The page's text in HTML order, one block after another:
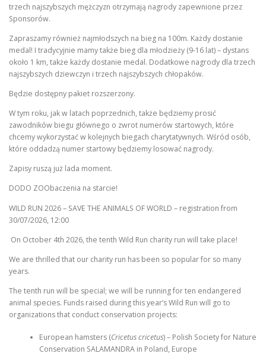
trzech najszybszych mężczyzn otrzymają nagrody zapewnione przez
Sponsorów.
Zapraszamy również najmłodszych na bieg na 100m. Każdy dostanie
medal! I tradycyjnie mamy także bieg dla młodzieży (9-16 lat) – dystans
około 1 km, także każdy dostanie medal. Dodatkowe nagrody dla trzech
najszybszych dziewczyn i trzech najszybszych chłopaków.
Będzie dostępny pakiet rozszerzony.
W tym roku, jak w latach poprzednich, także będziemy prosić
zawodników biegu głównego o zwrot numerów startowych, które
chcemy wykorzystać w kolejnych biegach charytatywnych. Wśród osób,
które oddadzą numer startowy będziemy losować nagrody.
Zapisy ruszą już lada moment.
DODO ZOObaczenia na starcie!
WILD RUN 2026 – SAVE THE ANIMALS OF WORLD – registration from
30/07/2026, 12:00
On October 4th 2026, the tenth Wild Run charity run will take place!
We are thrilled that our charity run has been so popular for so many
years.
The tenth run will be special; we will be running for ten endangered
animal species. Funds raised during this year’s Wild Run will go to
organizations that conduct conservation projects:
European hamsters (Cricetus cricetus) – Polish Society for Nature
Conservation SALAMANDRA in Poland, Europe